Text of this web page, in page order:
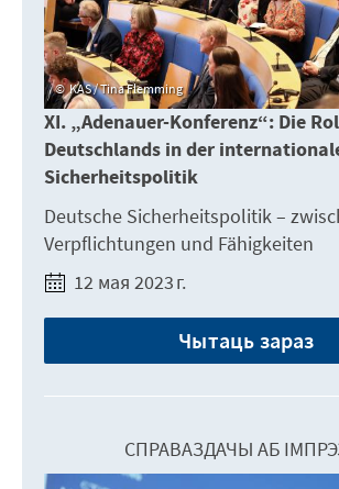
KAS / Tina Flemming
XI. „Adenauer-Konferenz“: Die
Deutschlands in der
Sicherheitspolitik
Deutsche Sicherheitspolitik –
Verpflichtungen und Fähigkeiten
12 мая 2023 г.
Чытаць зараз
СПРАВАЗДАЧЫ АБ